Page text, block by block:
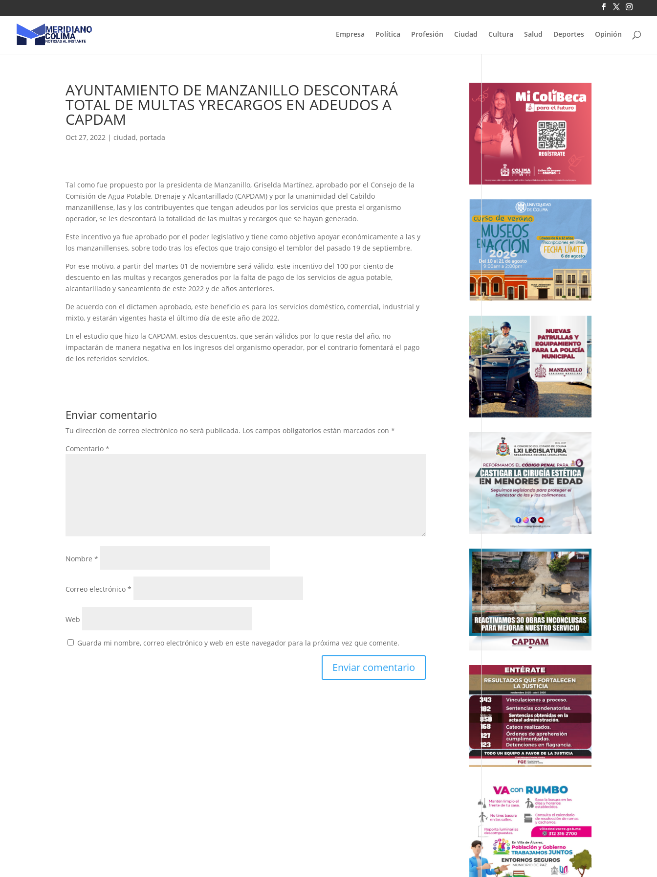
Empresa Política Profesión Ciudad Cultura Salud Deportes Opinión
AYUNTAMIENTO DE MANZANILLO DESCONTARÁ
TOTAL DE MULTAS YRECARGOS EN ADEUDOS A
CAPDAM
Oct 27, 2022 |ciudad, portada
Tal como fue propuesto por la presidenta de Manzanillo, Griselda Martínez, aprobado por el Consejo de la
Comisión de Agua Potable, Drenaje y Alcantarillado (CAPDAM) y por la unanimidad del Cabildo
manzanillense, las y los contribuyentes que tengan adeudos por los servicios que presta el organismo
operador, se les descontará la totalidad de las multas y recargos que se hayan generado.
Este incentivo ya fue aprobado por el poder legislativo y tiene como objetivo apoyar económicamente a las y
los manzanillenses, sobre todo tras los efectos que trajo consigo el temblor del pasado 19 de septiembre.
Por ese motivo, a partir del martes 01 de noviembre será válido, este incentivo del 100 por ciento de
descuento en las multas y recargos generados por la falta de pago de los servicios de agua potable,
alcantarillado y saneamiento de este 2022 y de años anteriores.
De acuerdo con el dictamen aprobado, este beneficio es para los servicios doméstico, comercial, industrial y
mixto, y estarán vigentes hasta el último día de este año de 2022.
En el estudio que hizo la CAPDAM, estos descuentos, que serán válidos por lo que resta del año, no
impactarán de manera negativa en los ingresos del organismo operador, por el contrario fomentará el pago
de los referidos servicios.
Enviar comentario
Tu dirección de correo electrónico no será publicada. Los campos obligatorios están marcados con*
Comentario*
Nombre*
Correo electrónico*
Web
Guarda mi nombre, correo electrónico y web en este navegador para la próxima vez que comente.